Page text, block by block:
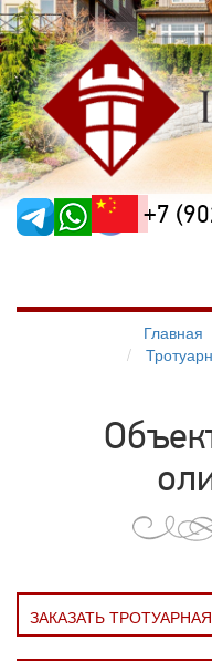
+7
Главная
ЗАКАЗАТЬ